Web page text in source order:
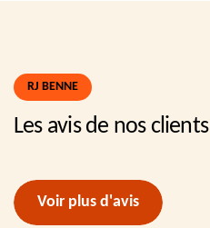
RJ BENNE
Les avis de nos clients
Voir plus d'avis